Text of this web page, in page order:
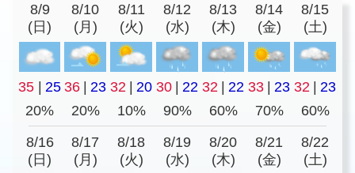
8/9
(日)
8/10
(月)
8/11
(火)
8/12
(水)
8/13
(木)
8/14
(金)
8/15
(土)
35 | 25 36 | 23 32 | 20 30 | 22 32 | 22 33 | 23 32 | 23
20%
20% 10% 90% 60% 70% 60%
8/16
(日)
8/17
(月)
8/18
(火)
8/19
(水)
8/20
(木)
8/21
(金)
8/22
(土)